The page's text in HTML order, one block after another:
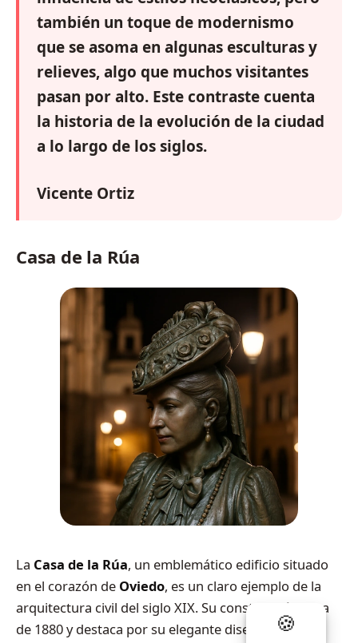
también un toque de modernismo
que se asoma en algunas esculturas y
relieves, algo que muchos visitantes
pasan por alto. Este contraste cuenta
la historia de la evolución de la ciudad
a lo largo de los siglos.
Vicente Ortiz
Casa de la Rúa
La Casa de la Rúa, un emblemático edificio situado
en el corazón de Oviedo, es un claro ejemplo de la
arquitectura civil del siglo XIX. Su construcción data
de 1880 y destaca por su elegante diseño, que